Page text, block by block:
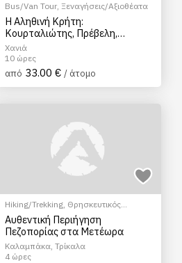
Bus/Van Tour, Ξεναγήσεις/Αξιοθέατα
Η Αληθινή Κρήτη:
Κουρταλιώτης, Πρέβελη,
Πλακιάς, Αργυρούπολη
Χανιά
10 ώρες
από 33.00 € / άτομο
Hiking/Trekking, Θρησκευτικός
Τουρισμός
, Ξεναγήσεις/Αξιοθέατα
Αυθεντική Περιήγηση
Πεζοπορίας στα Μετέωρα
Καλαμπάκα, Τρίκαλα
4 ώρες